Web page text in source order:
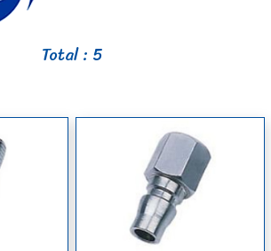
Total : 5